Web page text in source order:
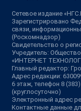
Сетевое издание
Зарегистрировано
связи,
(Роскомнадзор)
Свидетельство о
Учредитель:
«ИНТЕРНЕТ
Главный редактор:
Адрес редакции:
6 этаж, телефон 8
(круглосуточно)
Электронный адрес
Контактные данные